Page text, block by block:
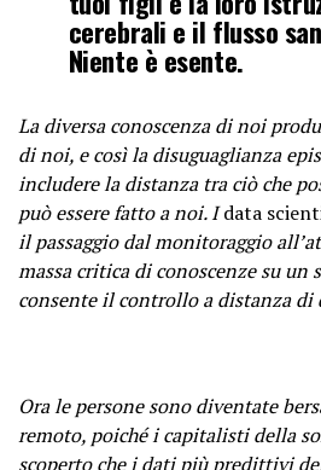
cerebrali e il flusso
Niente è esente.
La diversa conoscenza di noi
di noi, e così la disuguaglianza
includere la distanza tra ciò che
può essere fatto a noi. Idata
il passaggio dal monitoraggio
massa critica di conoscenze su un
consente il controllo a distanza di
Ora le persone sono diventate
remoto, poiché i capitalisti della
scoperto che i dati più predittivi